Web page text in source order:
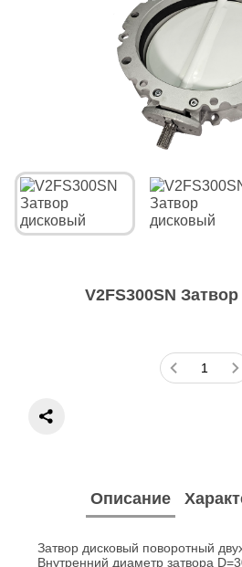
V2FS300SN
Описание
Затвор дисковый поворотный
Внутренний диаметр затвора